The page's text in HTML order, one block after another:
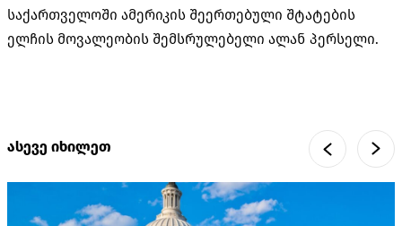
საქართველოში ამერიკის შეერთებული შტატების
ელჩის მოვალეობის შემსრულებელი ალან პერსელი.
ასევე იხილეთ